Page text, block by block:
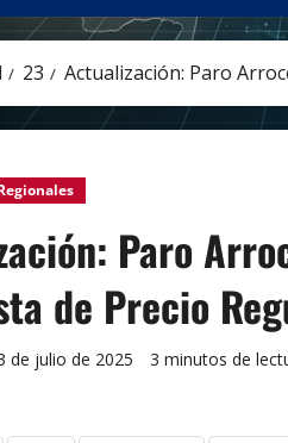
23 Actualización: Paro
Paro
de Precio
de julio de 2025 3 minutos de